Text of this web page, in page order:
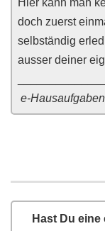
Hier kann man
doch zuerst
selbständig
ausser deiner
e-
Hast Du